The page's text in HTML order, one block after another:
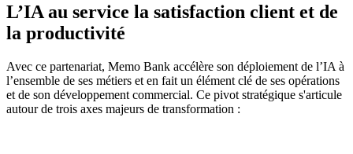
L’IA au service la satisfaction client et de
la productivité
Avec ce partenariat, Memo Bank accélère son déploiement de l’IA à
l’ensemble de ses métiers et en fait un élément clé de ses opérations
et de son développement commercial. Ce pivot stratégique s'articule
autour de trois axes majeurs de transformation :